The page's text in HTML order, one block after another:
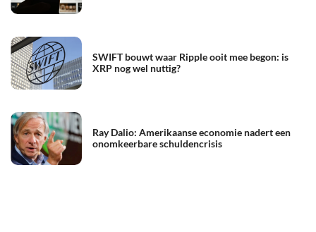
SWIFT bouwt waar Ripple ooit mee begon: is
XRP nog wel nuttig?
Ray Dalio: Amerikaanse economie nadert een
onomkeerbare schuldencrisis